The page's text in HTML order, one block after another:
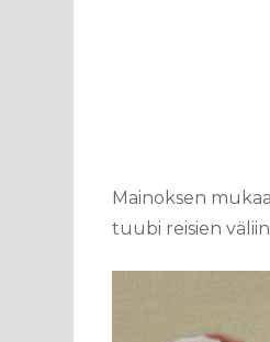
Mainoksen
tuubi reisien